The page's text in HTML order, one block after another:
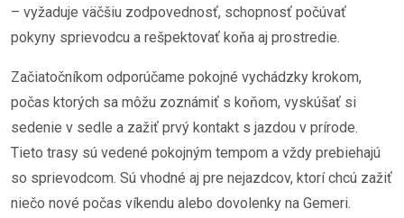
– vyžaduje väčšiu zodpovednosť, schopnosť počúvať
pokyny sprievodcu a rešpektovať koňa aj prostredie.
Začiatočníkom odporúčame pokojné vychádzky krokom,
počas ktorých sa môžu zoznámiť s koňom, vyskúšať si
sedenie v sedle a zažiť prvý kontakt s jazdou v prírode.
Tieto trasy sú vedené pokojným tempom a vždy prebiehajú
so sprievodcom. Sú vhodné aj pre nejazdcov, ktorí chcú zažiť
niečo nové počas víkendu alebo dovolenky na Gemeri.